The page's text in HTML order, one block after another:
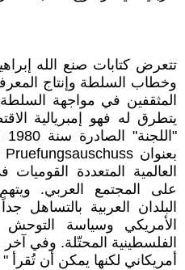
تتعرض كتابات صنع الله
وخطاب السلطة وإنتاج
المثقفين في مواجهة
يتطرق له فهو إمبريالية
العالمية المتعددة القوميات
على المجتمع العربي.
البلدان العربية بالتساهل
الأمريكي وسياسة التوحش
الفلسطينية المحتّلة. وفي
أمريكاني لكنها يمكن أن